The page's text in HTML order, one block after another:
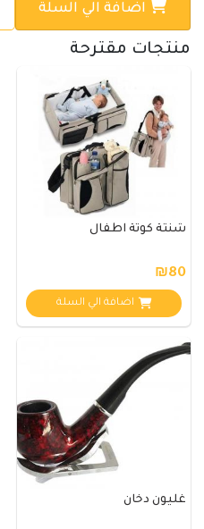
اضافة الي السلة
منتجات مقترحة
شنتة كوتة اطفال
₪80
اضافة الي السلة
غليون دخان